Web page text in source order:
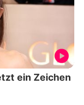
ein Zeichen